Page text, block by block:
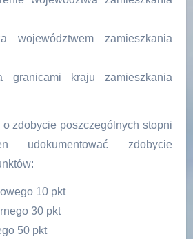
zamieszkania
kraju zamieszkania
zdobycie poszczególnych stopni
udokumentować zdobycie
10 pkt
30 pkt
50 pkt